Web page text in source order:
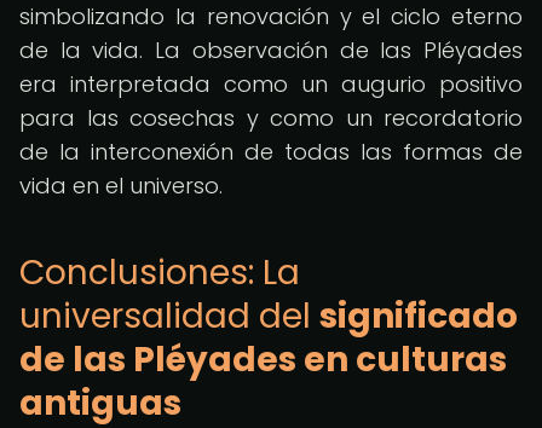
simbolizando la renovación y el ciclo eterno
de la vida. La observación de las Pléyades
era interpretada como un augurio positivo
para las cosechas y como un recordatorio
de la interconexión de todas las formas de
vida en el universo.
Conclusiones: La
universalidad del significado
de las Pléyades en culturas
antiguas